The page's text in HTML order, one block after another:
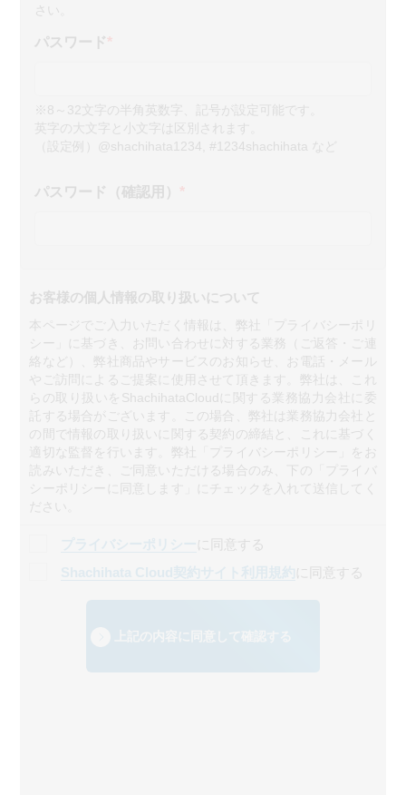
さい。
パスワード*
※8～32文字の半角英数字、記号が設定可能です。
英字の大文字と小文字は区別されます。
（設定例）@shachihata1234, #1234shachihata など
パスワード（確認用） *
お客様の個人情報の取り扱いについて
本ページでご入力いただく情報は、弊社「プライバシーポリ
シー」に基づき、お問い合わせに対する業務（ご返答・ご連
絡など）、弊社商品やサービスのお知らせ、お電話・メール
やご訪問によるご提案に使用させて頂きます。弊社は、これ
らの取り扱いをShachihataCloudに関する業務協力会社に委
託する場合がございます。この場合、弊社は業務協力会社と
の間で情報の取り扱いに関する契約の締結と、これに基づく
適切な監督を行います。弊社「プライバシーポリシー」をお
読みいただき、ご同意いただける場合のみ、下の「プライバ
シーポリシーに同意します」にチェックを入れて送信してく
ださい。
に同意する
に同意する